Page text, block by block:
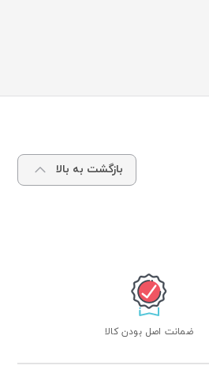
بازگشت به بالا
ضمانت اصل بودن کالا